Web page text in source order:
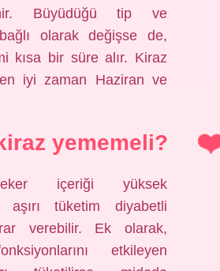
Büyüdüğü tip ve
olarak değişse de,
kısa bir süre alır. Kiraz
iyi zaman Haziran ve
yememeli?
içeriği yüksek
aşırı tüketim diyabetli
verebilir. Ek olarak,
etkileyen